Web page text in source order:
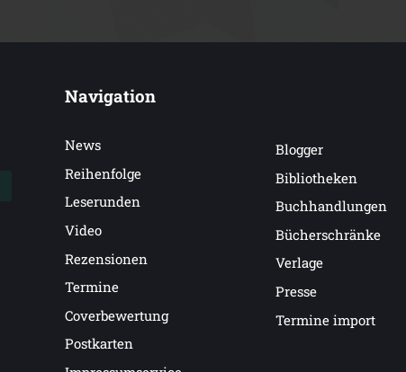
Navigation
News
Reihenfolge
Leserunden
Video
Rezensionen
Termine
Coverbewertung
Postkarten
Blogger
Bibliotheken
Buchhandlungen
Bücherschränke
Verlage
Presse
Termine import